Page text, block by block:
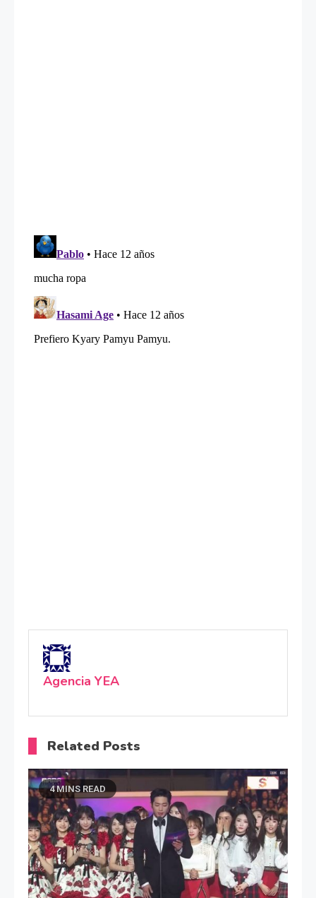
Agencia YEA
Related Posts
4 MINS READ